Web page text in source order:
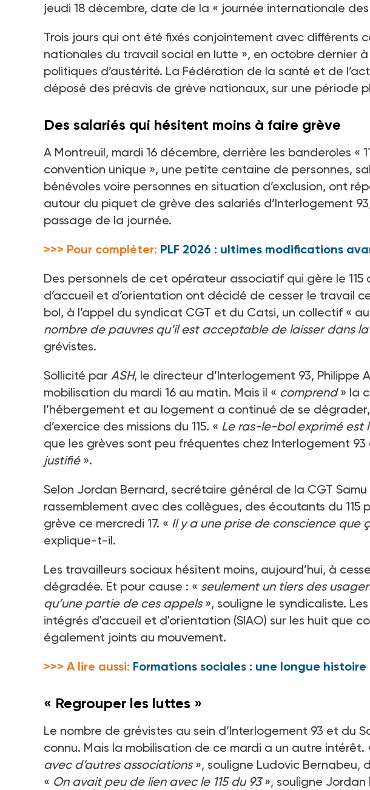
jeudi 18 décembre, date de la « journée internationale
Trois jours qui ont été fixés conjointement avec différents
nationales du travail social en lutte », en octobre dernier
politiques d’austérité. La Fédération de la santé et de
déposé des préavis de grève nationaux, sur une période
Des salariés qui hésitent moins à faire grève
A Montreuil, mardi 16 décembre, derrière les banderoles «
convention unique », une petite centaine de personnes,
bénévoles voire personnes en situation d’exclusion, ont
autour du piquet de grève des salariés d’Interlogement
passage de la journée.
>>> Pour compléter: PLF 2026 : ultimes modifications
Des personnels de cet opérateur associatif qui gère le
d’accueil et d’orientation ont décidé de cesser le travail
bol, à l’appel du syndicat CGT et du Catsi, un collectif «
nombre de pauvres qu’il est acceptable de laisser dans
grévistes.
Sollicité par ASH, le directeur d’Interlogement 93, Philippe
mobilisation du mardi 16 au matin. Mais il « comprend » la
l’hébergement et au logement a continué de se
d’exercice des missions du 115. « Le ras-le-bol exprimé est
que les grèves sont peu fréquentes chez Interlogement 93
justifié ».
Selon Jordan Bernard, secrétaire général de la CGT
rassemblement avec des collègues, des écoutants du
grève ce mercredi 17. « Il y a une prise de conscience que
explique-t-il.
Les travailleurs sociaux hésitent moins, aujourd’hui, à
dégradée. Et pour cause : « seulement un tiers des
qu’une partie de ces appels », souligne le syndicaliste.
intégrés d'accueil et d'orientation (SIAO) sur les huit que
également joints au mouvement.
>>> A lire aussi: Formations sociales : une longue histoire
« Regrouper les luttes »
Le nombre de grévistes au sein d’Interlogement 93 et du
connu. Mais la mobilisation de ce mardi a un autre intérêt.
avec d’autres associations », souligne Ludovic Bernabeu,
« On avait peu de lien avec le 115 du 93 », souligne Jordan